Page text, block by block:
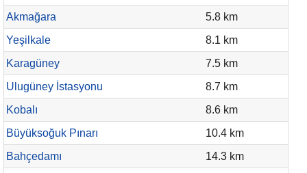
Akmağara
5.8 km
Yeşilkale
8.1 km
Karagüney
7.5 km
Ulugüney İstasyonu
8.7 km
Kobalı
8.6 km
Büyüksoğuk Pınarı
10.4 km
Bahçedamı
14.3 km